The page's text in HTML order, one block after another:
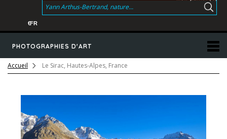
PHOTOGRAPHIES D'ART
€FR
Accueil Le Sirac, Hautes-Alpes, France